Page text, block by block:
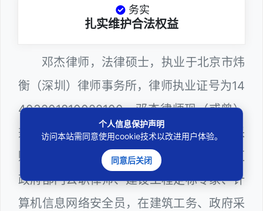
务实
扎实维护合法权益
邓杰律师，法律硕士，执业于北京市炜
衡（深圳）律师事务所，律师执业证号为14
403201810022100。邓杰律师现（或曾）
兼任深圳市人民政府听证员、深圳市政府采
购评审专家（法律类），曾担任深圳市某区
政府部门公职律师、建设工程定标专家、计
算机信息网络安全员，在建筑工务、政府采
个人信息保护声明
访问本站需同意使用cookie技术以改进用户体验。
同意后关闭